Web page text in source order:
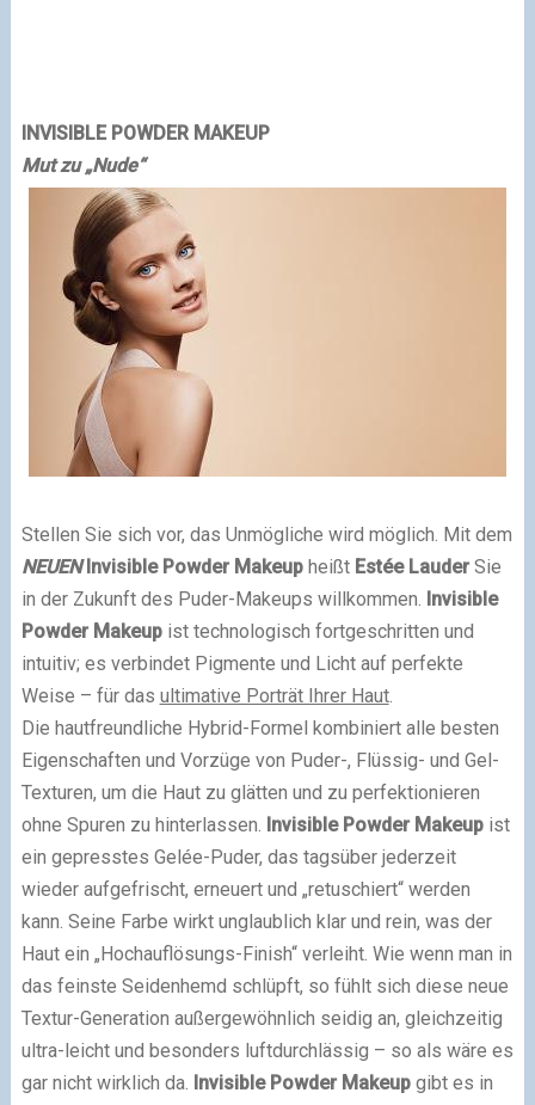
INVISIBLE POWDER MAKEUP
Mut zu „Nude“
Stellen Sie sich vor, das Unmögliche wird möglich. Mit dem
NEUENInvisible Powder Makeup heißt Estée LauderSie
in der Zukunft des Puder-Makeups willkommen. Invisible
Powder Makeup ist technologisch fortgeschritten und
intuitiv; es verbindet Pigmente und Licht auf perfekte
Weise – für das ultimative Porträt Ihrer Haut.
Die hautfreundliche Hybrid-Formel kombiniert alle besten
Eigenschaften und Vorzüge von Puder-, Flüssig- und Gel-
Texturen, um die Haut zu glätten und zu perfektionieren
ohne Spuren zu hinterlassen. Invisible Powder Makeup ist
ein gepresstes Gelée-Puder, das tagsüber jederzeit
wieder aufgefrischt, erneuert und „retuschiert“ werden
kann. Seine Farbe wirkt unglaublich klar und rein, was der
Haut ein „Hochauflösungs-Finish“ verleiht. Wie wenn man in
das feinste Seidenhemd schlüpft, so fühlt sich diese neue
Textur-Generation außergewöhnlich seidig an, gleichzeitig
ultra-leicht und besonders luftdurchlässig – so als wäre es
gar nicht wirklich da. Invisible Powder Makeup gibt es in